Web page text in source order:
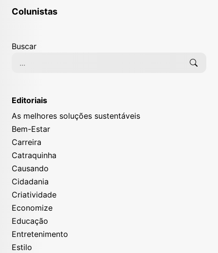
Colunistas
Buscar
Editoriais
As melhores soluções sustentáveis
Bem-Estar
Carreira
Catraquinha
Causando
Cidadania
Criatividade
Economize
Educação
Entretenimento
Estilo